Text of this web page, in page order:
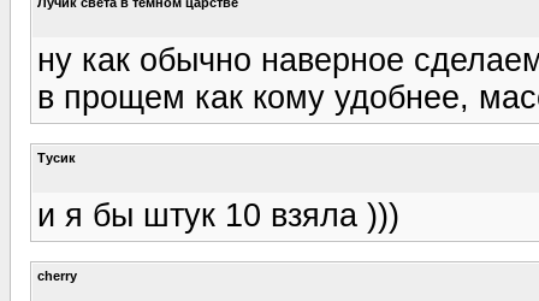
ну как обычно наверное
в прощем как кому удобнее,
Тусик
и я бы штук 10 взяла )))
cherry